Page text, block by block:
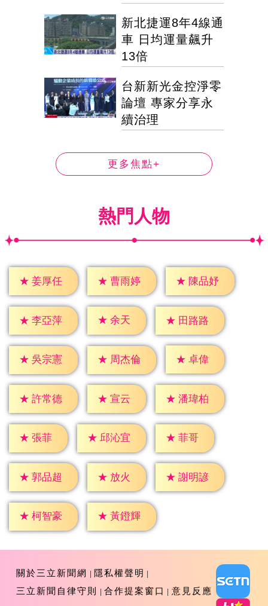
新北捷運8年4線通
車 日均運量飆升
13倍
台新新光金控淨零
論壇 專家分享永
續治理
更多焦點+
熱門人物
★ 姜厚任 ★ 曹雨婷 ★ 陳品妤
★ 李亞萍 ★ 余天 ★ 田路路
★ 吳宗憲 ★ 周杰倫 ★ 卓偉
★ 許常德 ★ 宣云 ★ 潘瑋柏
★ 張菲 ★ 邱沁宜 ★ 菲哥
★ 郭品超 ★ 放火 ★ 謝明諺
★ 柯智豪 ★ 黃鐙輝
關於三立新聞網
隱私權聲明
三立新聞自律守則
合作提案窗口 意見反應